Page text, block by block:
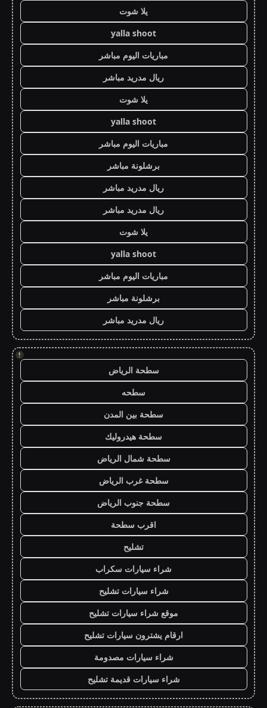
يلا شوت
yalla shoot
مباريات اليوم مباشر
ريال مدريد مباشر
يلا شوت
yalla shoot
مباريات اليوم مباشر
برشلونة مباشر
ريال مدريد مباشر
ريال مدريد مباشر
يلا شوت
yalla shoot
مباريات اليوم مباشر
برشلونة مباشر
ريال مدريد مباشر
!
سطحة الرياض
سطحه
سطحة بين المدن
سطحة هيدروليك
سطحة شمال الرياض
سطحة غرب الرياض
سطحة جنوب الرياض
اقرب سطحة
تشليح
شراء سيارات سكراب
شراء سيارات تشليح
موقع شراء سيارات تشليح
ارقام يشترون سيارات تشليح
شراء سيارات مصدومة
شراء سيارات قديمة تشليح